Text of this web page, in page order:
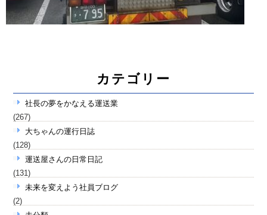
カテゴリー
社長の夢をかなえる運送業
(267)
大ちゃんの運行日誌
(128)
運送屋さんの日常日記
(131)
未来を変えよう社員ブログ
(2)